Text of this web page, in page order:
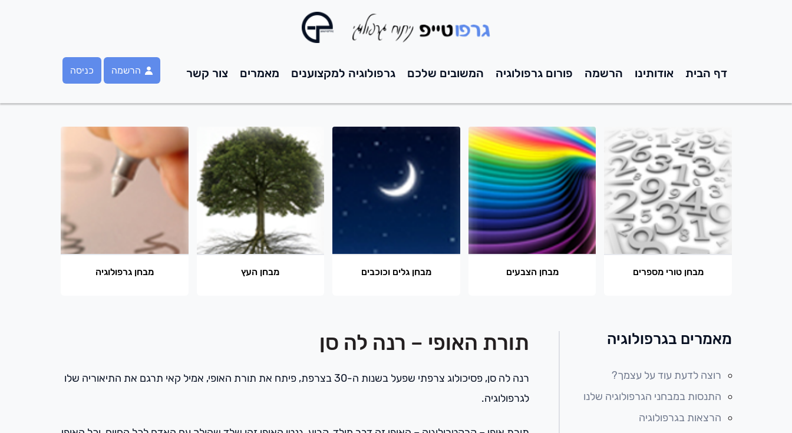
הרשמה כניסה דף הבית אודותינו הרשמה פורום גרפולוגיה המשובים שלכם גרפולוגיה למקצוענים מאמרים צור קשר
מבחן טורי מספרים מבחן הצבעים מבחן גלים וכוכבים מבחן העץ מבחן גרפולוגיה
תורת האופי – רנה לה סן
רנה לה סן, פסיכולוג צרפתי שפעל בשנות ה-30 בצרפת, פיתח את תורת האופי, אמיל קאי תרגם את התיאוריה שלו
לגרפולוגיה.
מאמרים בגרפולוגיה
רוצה לדעת עוד על עצמך?
התנסות במבחני הגרפולוגיה שלנו
הרצאות בגרפולוגיה